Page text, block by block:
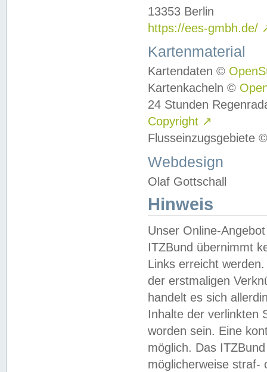
13353 Berlin
https://ees-gmbh.de/
Kartenmaterial
Kartendaten ©
Kartenkacheln ©
24 Stunden
Copyright ↗
Flusseinzugsgebiete
Webdesign
Olaf Gottschall
Hinweis
Unser Online-
ITZBund übernimmt
Links erreicht
der erstmaligen
handelt es sich
Inhalte der verlinkten
worden sein. Eine
möglich. Das
möglicherweise straf-